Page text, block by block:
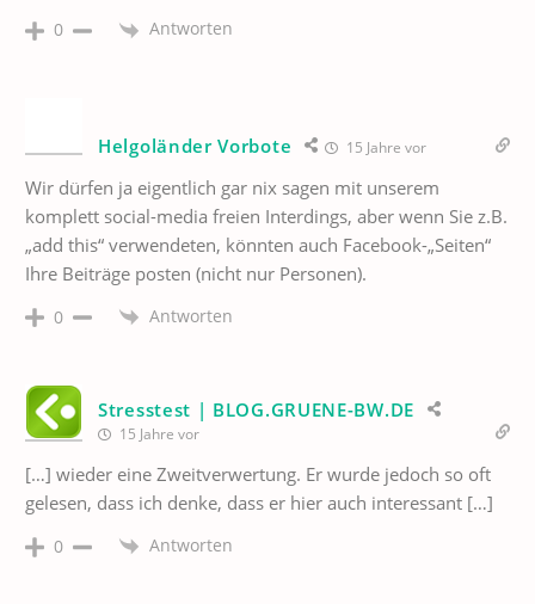
0 Antworten
Helgoländer Vorbote 15 Jahre vor
Wir dürfen ja eigentlich gar nix sagen mit unserem
komplett social-media freien Interdings, aber wenn Sie z.B.
„add this“ verwendeten, könnten auch Facebook-„Seiten“
Ihre Beiträge posten (nicht nur Personen).
0 Antworten
Stresstest | BLOG.GRUENE-BW.DE
15 Jahre vor
[…] wieder eine Zweitverwertung. Er wurde jedoch so oft
gelesen, dass ich denke, dass er hier auch interessant […]
0 Antworten